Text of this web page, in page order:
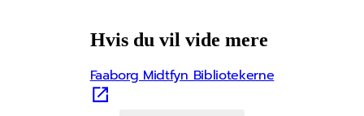
Hvis du vil vide mere
Faaborg Midtfyn Bibliotekerne